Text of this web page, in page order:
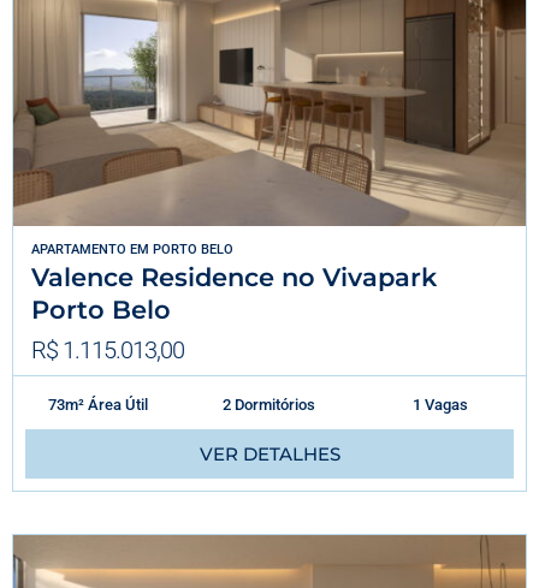
APARTAMENTO EM PORTO BELO
Valence Residence no Vivapark
Porto Belo
R$ 1.115.013,00
73m² Área Útil 2 Dormitórios 1 Vagas
VER DETALHES